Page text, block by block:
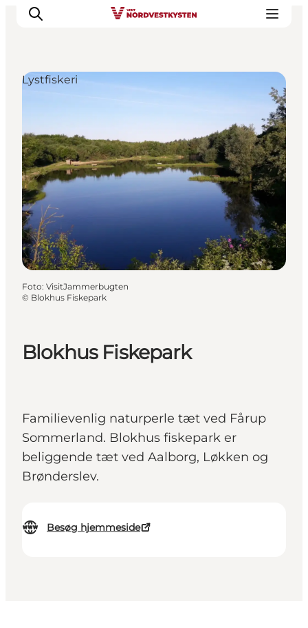
Inspiration
Handicapvenlig ferie
Events
Overnatning
Planlæg din ferie
Blokhus Fiskepark
Familievenlig naturperle tæt ved Fårup
Sommerland. Blokhus fiskepark er
beliggende tæt ved Aalborg, Løkken og
Brønderslev.
Besøg hjemmeside
Lystfiskeri
Foto: VisitJammerbugten
© Blokhus Fiskepark